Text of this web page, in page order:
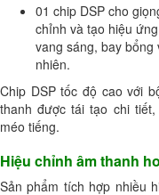
01 chip DSP cho
chỉnh và tạo hiệu
vang sáng, bay
nhiên.
Chip DSP tốc độ cao với
thanh được tái tạo chi
méo tiếng.
Hiệu chỉnh âm thanh
Sản phẩm tích hợp nhiều